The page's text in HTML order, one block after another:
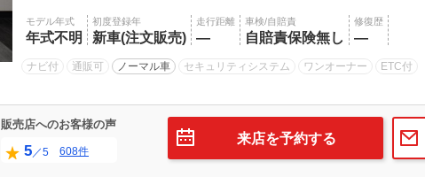
モデル年式
年式不明
初度登録年
新車(注文販売)
走行距離
―
車検/自賠責
自賠責保険無し
修復歴
―
ナビ付 通販可 ノーマル車 セキュリティシステム ワンオーナー ETC付
販売店へのお客様の声
5／5 608件
来店を予約する